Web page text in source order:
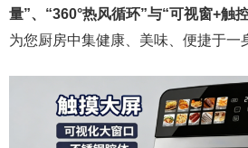
量”、“360°热风循环”与“可视窗+触
为您厨房中集健康、美味、便捷于一